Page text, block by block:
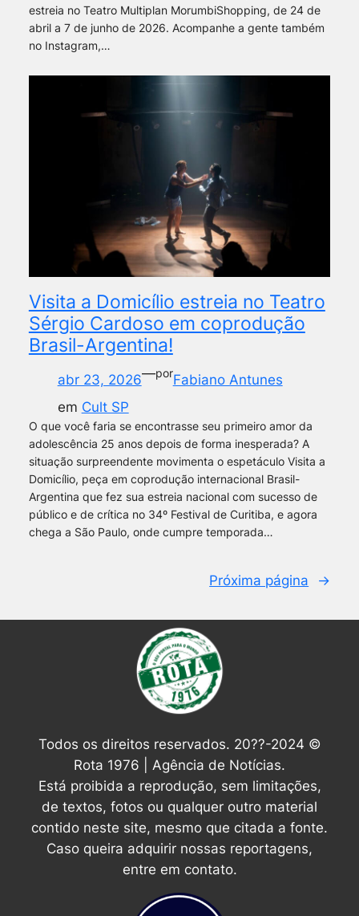
estreia no Teatro Multiplan MorumbiShopping, de 24 de
abril a 7 de junho de 2026. Acompanhe a gente também
no Instagram,…
Visita a Domicílio estreia no Teatro
Sérgio Cardoso em coprodução
Brasil-Argentina!
abr 23, 2026—porFabiano Antunes
em Cult SP
O que você faria se encontrasse seu primeiro amor da
adolescência 25 anos depois de forma inesperada? A
situação surpreendente movimenta o espetáculo Visita a
Domicílio, peça em coprodução internacional Brasil-
Argentina que fez sua estreia nacional com sucesso de
público e de crítica no 34º Festival de Curitiba, e agora
chega a São Paulo, onde cumpre temporada…
Próxima página →
Todos os direitos reservados. 20??-2024 ©
Rota 1976 | Agência de Notícias.
Está proibida a reprodução, sem limitações,
de textos, fotos ou qualquer outro material
contido neste site, mesmo que citada a fonte.
Caso queira adquirir nossas reportagens,
entre em contato.